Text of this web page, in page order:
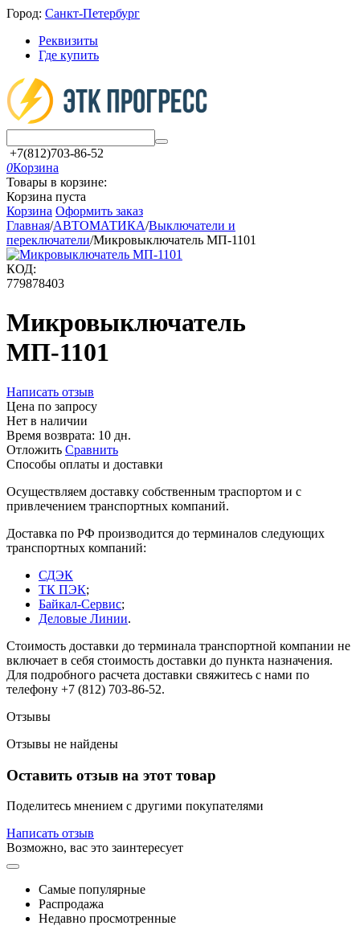
Город: Санкт-Петербург
Реквизиты
Где купить
+7(812)703-86-52
0Корзина
Товары в корзине:
Корзина пуста
Корзина Оформить заказ
Главная/АВТОМАТИКА/Выключатели и
переключатели/Микровыключатель МП-1101
КОД:
779878403
Микровыключатель
МП-1101
Написать отзыв
Цена по запросу
Нет в наличии
Время возврата: 10 дн.
Отложить Сравнить
Способы оплаты и доставки
Осуществляем доставку собственным траспортом и с
привлечением транспортных компаний.
Доставка по РФ производится до терминалов следующих
транспортных компаний:
СДЭК
ТК ПЭК;
Байкал-Сервис;
Деловые Линии.
Стоимость доставки до терминала транспортной компании не
включает в себя стоимость доставки до пункта назначения.
Для подробного расчета доставки свяжитесь с нами по
телефону +7 (812) 703-86-52.
Отзывы
Отзывы не найдены
Оставить отзыв на этот товар
Поделитесь мнением с другими покупателями
Написать отзыв
Возможно, вас это заинтересует
Самые популярные
Распродажа
Недавно просмотренные